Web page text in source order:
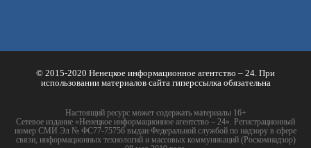
© 2015-2020 Ненецкое информационное агентство – 24. При
использовании материалов сайта гиперссылка обязательна
Настоящий ресурс может содержать материалы 16+
Сетевое издание «Ненецкое информационное агентство – 24». Регистрационный
номер СМИ Эл № ФС77-75756 выдан Федеральной службой по надзору в сфере
связи, информационных технологий и массовых коммуникаций (Роскомнадзор)